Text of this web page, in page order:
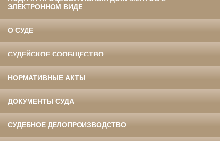
ЭЛЕКТРОННОМ ВИДЕ
О СУДЕ
СУДЕЙСКОЕ СООБЩЕСТВО
НОРМАТИВНЫЕ АКТЫ
ДОКУМЕНТЫ СУДА
СУДЕБНОЕ ДЕЛОПРОИЗВОДСТВО